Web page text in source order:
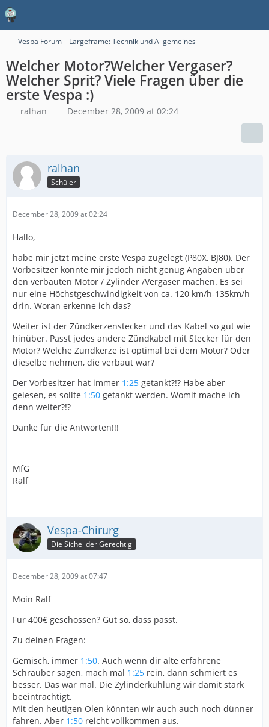
Vespa Forum – Largeframe: Technik und Allgemeines
Welcher Motor?Welcher Vergaser?
Welcher Sprit? Viele Fragen über die
erste Vespa :)
ralhan December 28, 2009 at 02:24
ralhan
Schüler
December 28, 2009 at 02:24
Hallo,
habe mir jetzt meine erste Vespa zugelegt (P80X, BJ80). Der
Vorbesitzer konnte mir jedoch nicht genug Angaben über
den verbauten Motor / Zylinder /Vergaser machen. Es sei
nur eine Höchstgeschwindigkeit von ca. 120 km/h-135km/h
drin. Woran erkenne ich das?
Weiter ist der Zündkerzenstecker und das Kabel so gut wie
hinüber. Passt jedes andere Zündkabel mit Stecker für den
Motor? Welche Zündkerze ist optimal bei dem Motor? Oder
dieselbe nehmen, die verbaut war?
Der Vorbesitzer hat immer 1:25 getankt?!? Habe aber
gelesen, es sollte 1:50 getankt werden. Womit mache ich
denn weiter?!?
Danke für die Antworten!!!
MfG
Ralf
Vespa-Chirurg
Die Sichel der Gerechtig
December 28, 2009 at 07:47
Moin Ralf
Für 400€ geschossen? Gut so, dass passt.
Zu deinen Fragen:
Gemisch, immer 1:50. Auch wenn dir alte erfahrene
Schrauber sagen, mach mal 1:25 rein, dann schmiert es
besser. Das war mal. Die Zylinderkühlung wir damit stark
beeinträchtigt.
Mit den heutigen Ölen könnten wir auch auch noch dünner
fahren. Aber 1:50 reicht vollkommen aus.